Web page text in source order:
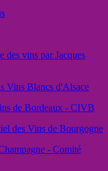
vins par Jacques
Vins Blancs d'Alsace
de Bordeaux - CIVB
des Vins de Bourgogne
- Comité